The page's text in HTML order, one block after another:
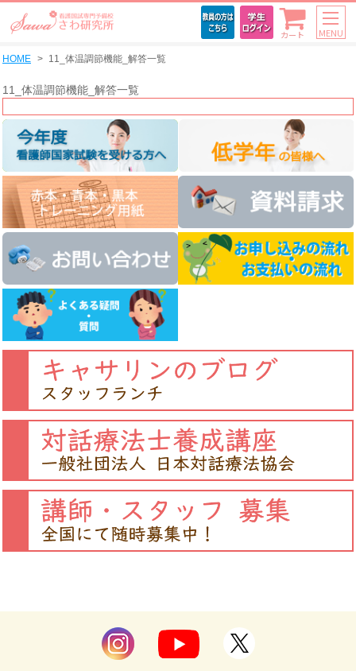
カート MENU
HOME 11_体温調節機能_解答一覧
11_体温調節機能_解答一覧